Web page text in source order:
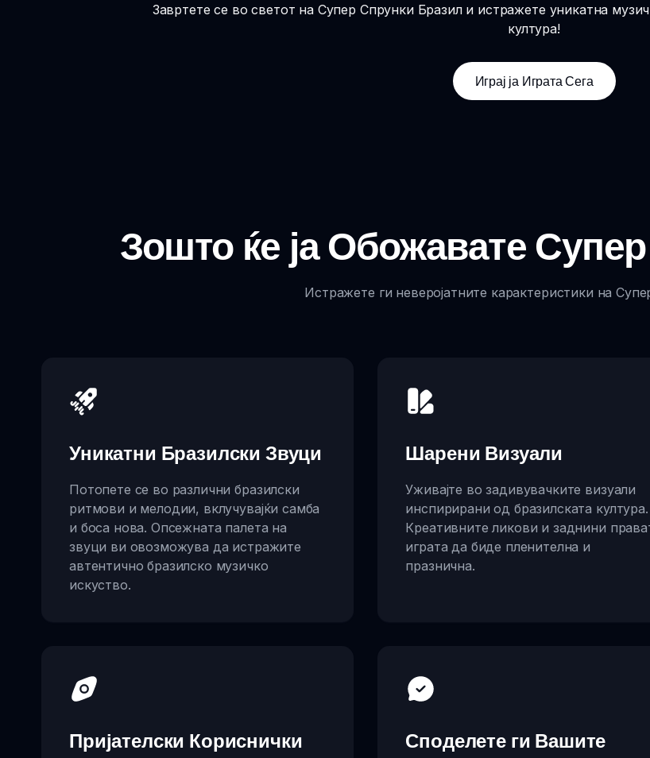
Завртете се во светот на Супер Спрунки Бразил и истражете уникатна
култура!
Играј ја Играта Сега
Зошто ќе ја Обожавате
Истражете ги неверојатните карактеристики на
Уникатни Бразилски Звуци
Потопете се во различни бразилски
ритмови и мелодии, вклучувајќи самба
и боса нова. Опсежната палета на
звуци ви овозможува да истражите
автентично бразилско музичко
искуство.
Шарени Визуали
Уживајте во задивувачките визуали
инспирирани од бразилската култура.
Креативните ликови и заднини
играта да биде пленителна и
празнична.
Пријателски Кориснички
Споделете ги Вашите